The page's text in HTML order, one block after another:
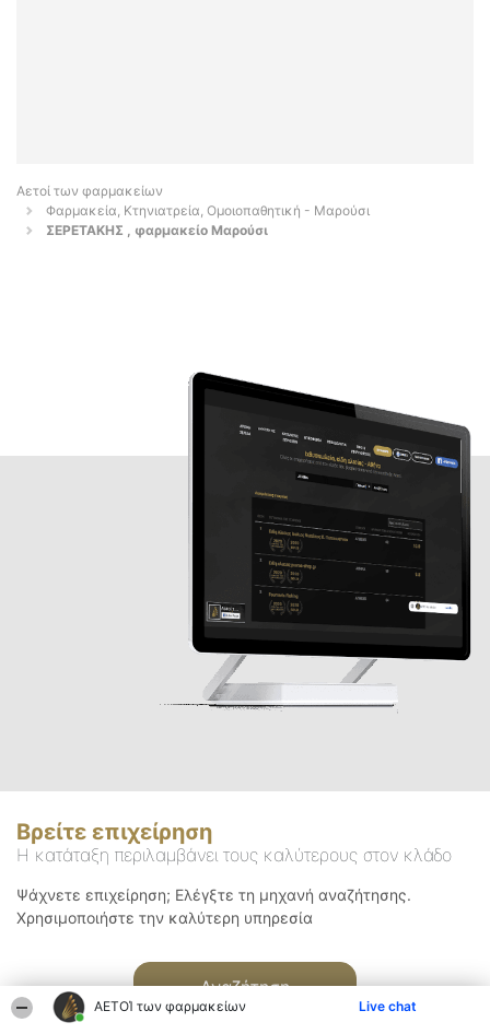
ΑΕΤΟΊ των φαρμακείων Live chat
Αετοί των φαρμακείων
Φαρμακεία, Κτηνιατρεία, Ομοιοπαθητική - Μαρούσι
ΣΕΡΕΤΑΚΗΣ , φαρμακείο Μαρούσι
Βρείτε επιχείρηση
Η κατάταξη περιλαμβάνει τους καλύτερους στον κλάδο
Ψάχνετε επιχείρηση; Ελέγξτε τη μηχανή αναζήτησης.
Χρησιμοποιήστε την καλύτερη υπηρεσία
Αναζήτηση